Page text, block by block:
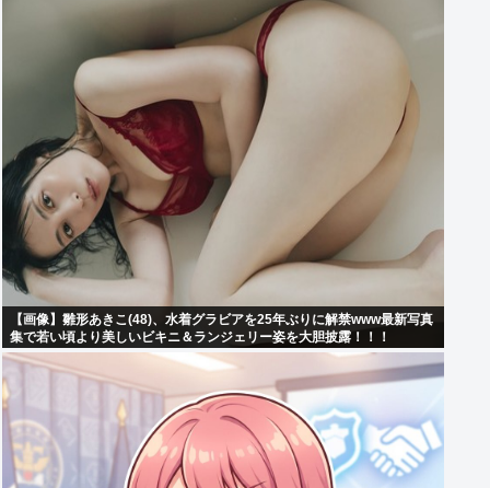
【画像】雛形あきこ(48)、水着グラビアを25年ぶりに解禁www最新写真
集で若い頃より美しいビキニ＆ランジェリー姿を大胆披露！！！